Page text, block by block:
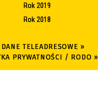
Rok 2019
Rok 2018
TELEADRESOWE »
PRYWATNOŚCI / RODO »